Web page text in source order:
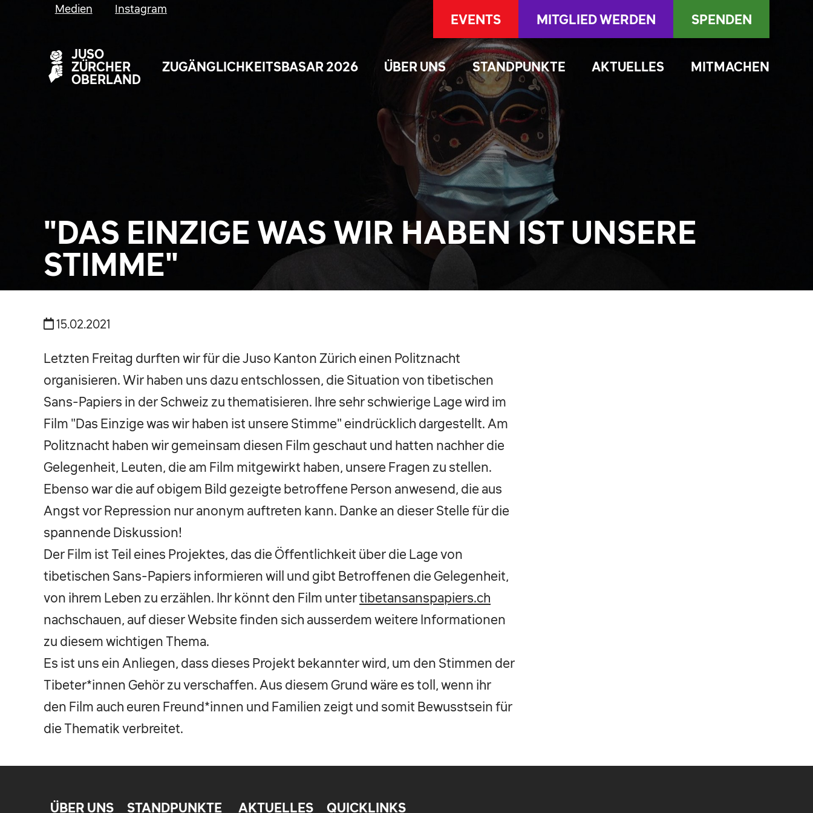
JUSO
ZÜRCHER
OBERLAND
ZUGÄNGLICHKEITSBASAR 2026 ÜBER UNS STANDPUNKTE AKTUELLES MITMACHEN
Medien Instagram
EVENTS MITGLIED WERDEN SPENDEN
"DAS EINZIGE WAS WIR HABEN IST UNSERE
STIMME"
15.02.2021
Letzten Freitag durften wir für die Juso Kanton Zürich einen Politznacht
organisieren. Wir haben uns dazu entschlossen, die Situation von tibetischen
Sans-Papiers in der Schweiz zu thematisieren. Ihre sehr schwierige Lage wird im
Film "Das Einzige was wir haben ist unsere Stimme" eindrücklich dargestellt. Am
Politznacht haben wir gemeinsam diesen Film geschaut und hatten nachher die
Gelegenheit, Leuten, die am Film mitgewirkt haben, unsere Fragen zu stellen.
Ebenso war die auf obigem Bild gezeigte betroffene Person anwesend, die aus
Angst vor Repression nur anonym auftreten kann. Danke an dieser Stelle für die
spannende Diskussion!
Der Film ist Teil eines Projektes, das die Öffentlichkeit über die Lage von
tibetischen Sans-Papiers informieren will und gibt Betroffenen die Gelegenheit,
von ihrem Leben zu erzählen. Ihr könnt den Film untertibetansanspapiers.ch
nachschauen, auf dieser Website finden sich ausserdem weitere Informationen
zu diesem wichtigen Thema.
Es ist uns ein Anliegen, dass dieses Projekt bekannter wird, um den Stimmen der
Tibeter*innen Gehör zu verschaffen. Aus diesem Grund wäre es toll, wenn ihr
den Film auch euren Freund*innen und Familien zeigt und somit Bewusstsein für
die Thematik verbreitet.
ÜBER UNS STANDPUNKTE AKTUELLES QUICKLINKS